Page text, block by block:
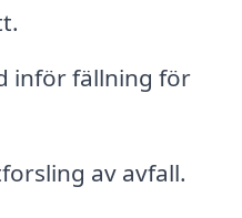
inför fällning för
av avfall.